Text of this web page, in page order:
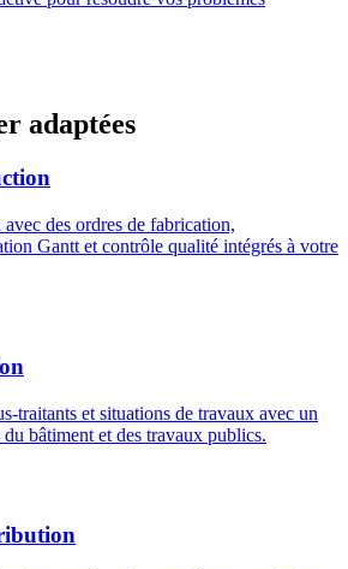
adaptées
des ordres de fabrication,
Gantt et contrôle qualité intégrés à votre
traitants et situations de travaux avec un
bâtiment et des travaux publics.